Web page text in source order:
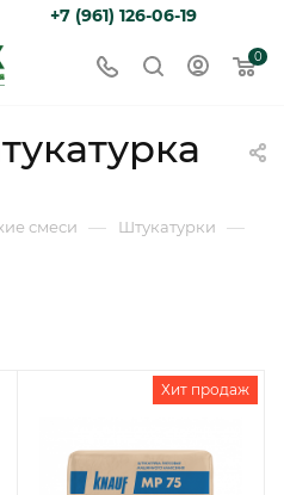
+7 (961) 126-06-19
0
смеси — Штукатурки —
Хит продаж